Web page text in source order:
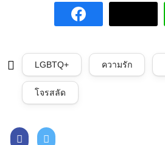
LGBTQ+ ความรัก
โจรสลัด